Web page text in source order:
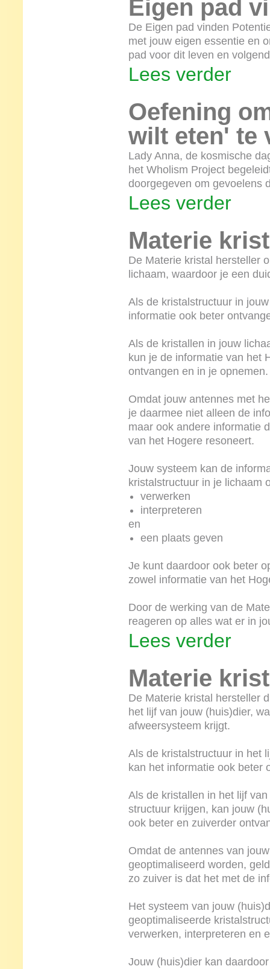
Eigen pad
De Eigen pad vinden
met jouw eigen essentie en
pad voor dit leven en
Lees verder
Oefening
wilt eten' te
Lady Anna, de kosmische
het Wholism Project
doorgegeven om gevoelens
Lees verder
Materie
De Materie kristal hersteller
lichaam, waardoor je een
Als de kristalstructuur in
informatie ook beter
Als de kristallen in jouw
kun je de informatie van het
ontvangen en in je
Omdat jouw antennes met
je daarmee niet alleen de
maar ook andere informatie
van het Hogere resoneert.
Jouw systeem kan de
kristalstructuur in je lichaam
verwerken
interpreteren
en
een plaats geven
Je kunt daardoor ook beter
zowel informatie van het
Door de werking van de
reageren op alles wat er in
Lees verder
Materie
De Materie kristal hersteller
het lijf van jouw (huis)dier,
afweersysteem krijgt.
Als de kristalstructuur in het
kan het informatie ook beter
Als de kristallen in het lijf
structuur krijgen, kan jouw
ook beter en zuiverder
Omdat de antennes van
geoptimaliseerd worden,
zo zuiver is dat het met de
Het systeem van jouw
geoptimaliseerde
verwerken, interpreteren en
Jouw (huis)dier kan